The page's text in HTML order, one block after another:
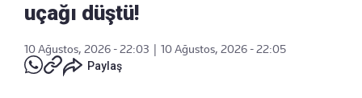
uçağı düştü!
10 Ağustos, 2026 - 22:03
10 Ağustos, 2026 - 22:05
Paylaş